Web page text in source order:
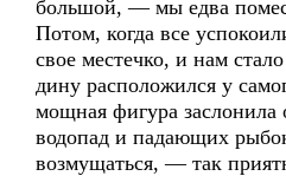
большой, — мы едва
Потом, когда все
свое местечко, и нам
дину расположился у
мощная фигура заслонила
водопад и падающих
возмущаться, — так